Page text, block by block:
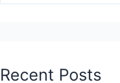
Recent Posts